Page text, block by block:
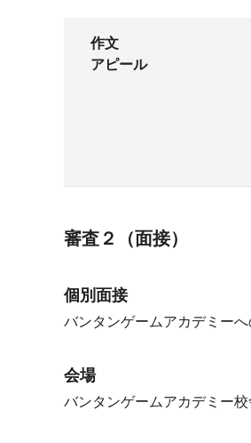
作文
アピール
審査２（面接）
個別面接
バンタンゲームアカデミー
会場
バンタンゲームアカデミー